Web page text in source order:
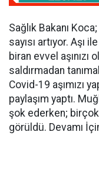
Sağlık Bakanı
sayısı artıyor. Aşı
biran evvel aşınızı
saldırmadan
Covid-19 aşımızı
paylaşım yaptı.
şok ederken; birçok
görüldü. Devamı